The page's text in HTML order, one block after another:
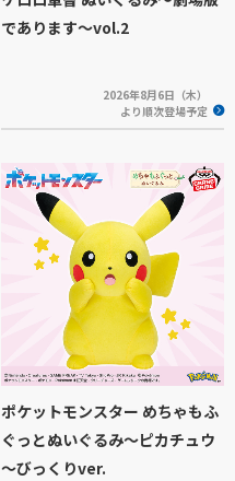
であります～vol.2
2026年8月6日（木）
より順次登場予定
ポケットモンスター めちゃもふ
ぐっとぬいぐるみ～ピカチュウ
～びっくりver.